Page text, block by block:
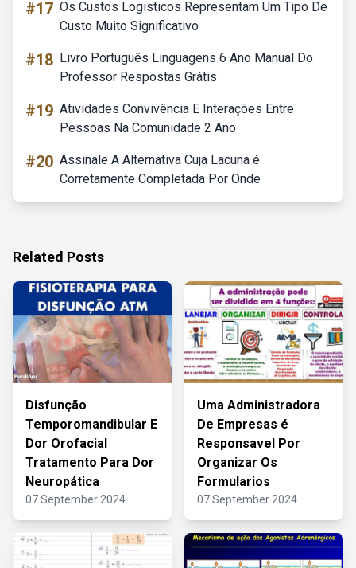
#17 Os Custos Logisticos Representam Um Tipo De
Custo Muito Significativo
#18 Livro Português Linguagens 6 Ano Manual Do
Professor Respostas Grátis
#19 Atividades Convivência E Interações Entre
Pessoas Na Comunidade 2 Ano
#20 Assinale A Alternativa Cuja Lacuna é
Corretamente Completada Por Onde
Related Posts
Disfunção
Temporomandibular E
Dor Orofacial
Tratamento Para Dor
Neuropática
07 September 2024
Uma Administradora
De Empresas é
Responsavel Por
Organizar Os
Formularios
07 September 2024